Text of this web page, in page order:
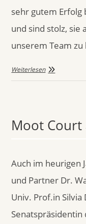
sehr gutem Erfolg
und sind stolz, sie
unserem Team zu
Weiterlesen
Moot
Auch im heurigen
und Partner Dr.
Univ. Prof.in Silvia
Senatspräsidentin